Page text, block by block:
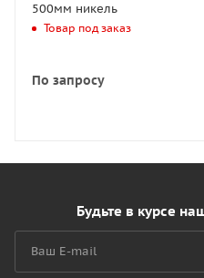
500мм никель
Товар под заказ
По запросу
Будьте в курсе